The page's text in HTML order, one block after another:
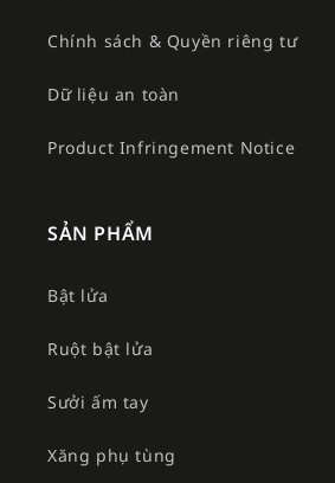
Chính sách & Quyền riêng tư
Dữ liệu an toàn
Product Infringement Notice
SẢN PHẨM
Bật lửa
Ruột bật lửa
Sưởi ấm tay
Xăng phụ tùng